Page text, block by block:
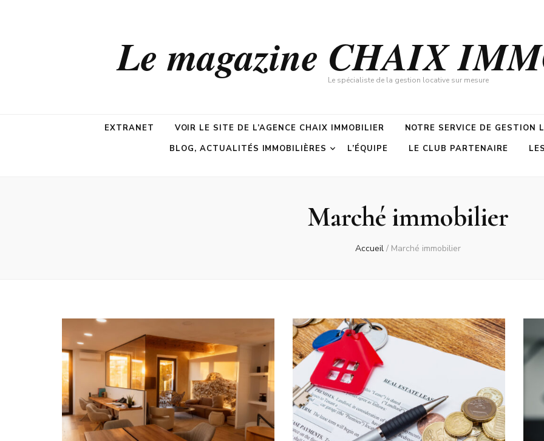
Le magazine CHAIX
Le spécialiste de la gestion locative sur mesure
EXTRANET VOIR LE SITE DE L’AGENCE CHAIX IMMOBILIER NOTRE SERVICE DE GESTION
BLOG, ACTUALITÉS IMMOBILIÈRES
L’ÉQUIPE LE CLUB PARTENAIRE
Marché immobilier
Accueil / Marché immobilier